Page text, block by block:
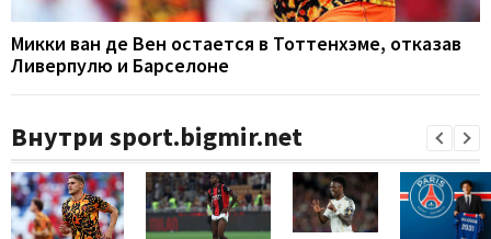
Микки ван де Вен остается в Тоттенхэме, отказав
Ливерпулю и Барселоне
Внутри sport.bigmir.net